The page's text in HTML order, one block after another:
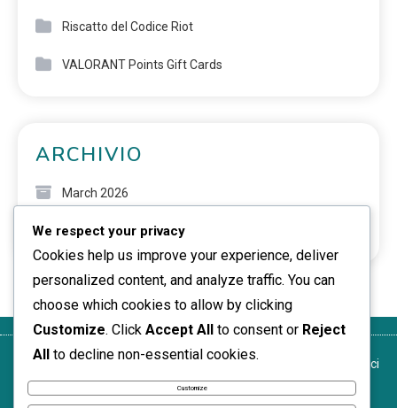
Riscatto del Codice Riot
VALORANT Points Gift Cards
ARCHIVIO
March 2026
February 2026
La tua
privacy
Termini di
servizio
La nostra
storia
Politica sui
cookie
Contattaci
We respect your privacy
Cookies help us improve your experience, deliver
personalized content, and analyze traffic. You can
choose which cookies to allow by clicking
Customize. Click Accept All to consent or Reject
All to decline non-essential cookies.
Customize